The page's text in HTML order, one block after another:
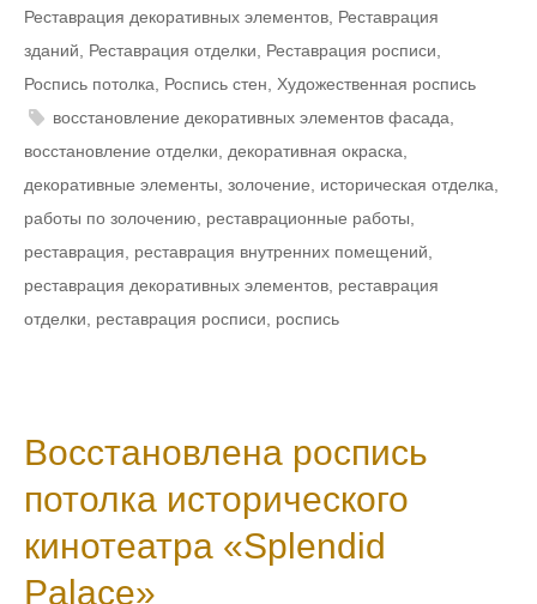
Реставрация декоративных элементов, Реставрация
зданий, Реставрация отделки, Реставрация росписи,
Роспись потолка, Роспись стен, Художественная роспись
восстановление декоративных элементов фасада,
восстановление отделки, декоративная окраска,
декоративные элементы, золочение, историческая отделка,
работы по золочению, реставрационные работы,
реставрация, реставрация внутренних помещений,
реставрация декоративных элементов, реставрация
отделки, реставрация росписи, роспись
Восстановлена роспись
потолка исторического
кинотеатра «Splendid
Palace»